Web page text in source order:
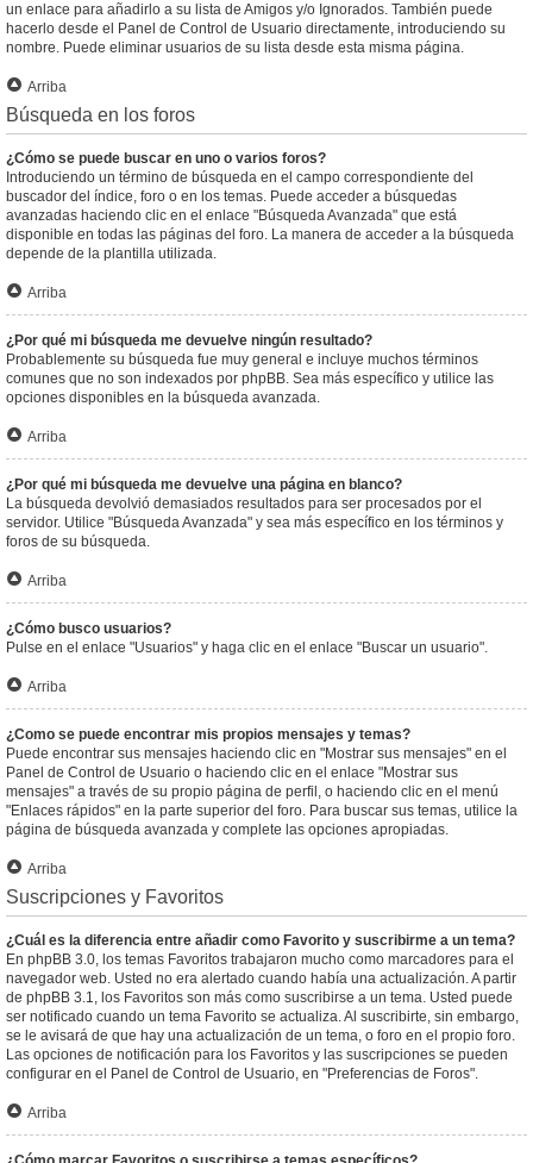
un enlace para añadirlo a su lista de Amigos y/o Ignorados. También puede
hacerlo desde el Panel de Control de Usuario directamente, introduciendo su
nombre. Puede eliminar usuarios de su lista desde esta misma página.
Arriba
Búsqueda en los foros
¿Cómo se puede buscar en uno o varios foros?
Introduciendo un término de búsqueda en el campo correspondiente del
buscador del índice, foro o en los temas. Puede acceder a búsquedas
avanzadas haciendo clic en el enlace "Búsqueda Avanzada" que está
disponible en todas las páginas del foro. La manera de acceder a la búsqueda
depende de la plantilla utilizada.
Arriba
¿Por qué mi búsqueda me devuelve ningún resultado?
Probablemente su búsqueda fue muy general e incluye muchos términos
comunes que no son indexados por phpBB. Sea más específico y utilice las
opciones disponibles en la búsqueda avanzada.
Arriba
¿Por qué mi búsqueda me devuelve una página en blanco?
La búsqueda devolvió demasiados resultados para ser procesados por el
servidor. Utilice "Búsqueda Avanzada" y sea más específico en los términos y
foros de su búsqueda.
Arriba
¿Cómo busco usuarios?
Pulse en el enlace "Usuarios" y haga clic en el enlace "Buscar un usuario".
Arriba
¿Como se puede encontrar mis propios mensajes y temas?
Puede encontrar sus mensajes haciendo clic en "Mostrar sus mensajes" en el
Panel de Control de Usuario o haciendo clic en el enlace "Mostrar sus
mensajes" a través de su propio página de perfil, o haciendo clic en el menú
"Enlaces rápidos" en la parte superior del foro. Para buscar sus temas, utilice la
página de búsqueda avanzada y complete las opciones apropiadas.
Arriba
Suscripciones y Favoritos
¿Cuál es la diferencia entre añadir como Favorito y suscribirme a un tema?
En phpBB 3.0, los temas Favoritos trabajaron mucho como marcadores para el
navegador web. Usted no era alertado cuando había una actualización. A partir
de phpBB 3.1, los Favoritos son más como suscribirse a un tema. Usted puede
ser notificado cuando un tema Favorito se actualiza. Al suscribirte, sin embargo,
se le avisará de que hay una actualización de un tema, o foro en el propio foro.
Las opciones de notificación para los Favoritos y las suscripciones se pueden
configurar en el Panel de Control de Usuario, en "Preferencias de Foros".
Arriba